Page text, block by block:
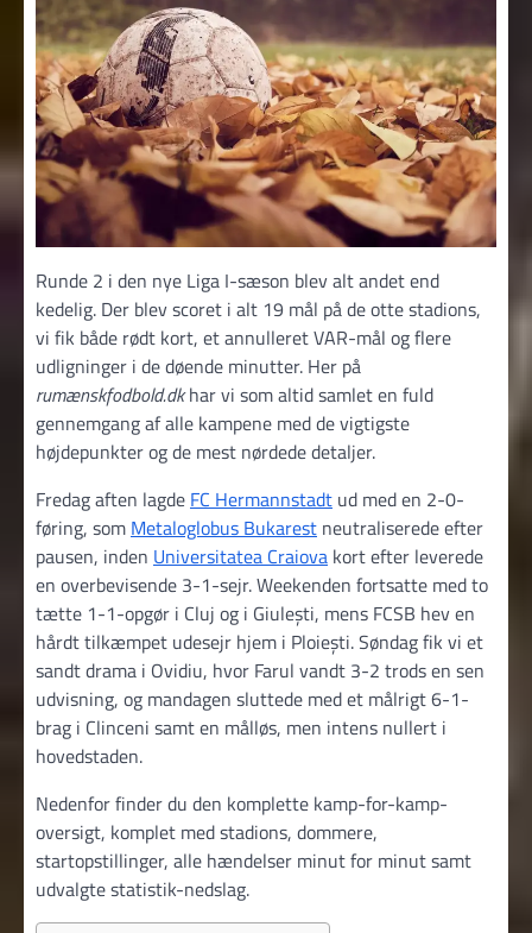
Runde 2 i den nye Liga I-sæson blev alt andet end
kedelig. Der blev scoret i alt 19 mål på de otte stadions,
vi fik både rødt kort, et annulleret VAR-mål og flere
udligninger i de døende minutter. Her på
rumænskfodbold.dkhar vi som altid samlet en fuld
gennemgang af alle kampene med de vigtigste
højdepunkter og de mest nørdede detaljer.
Fredag aften lagde FC Hermannstadt ud med en 2-0-
føring, som Metaloglobus Bukarest neutraliserede efter
pausen, inden Universitatea Craiova kort efter leverede
en overbevisende 3-1-sejr. Weekenden fortsatte med to
tætte 1-1-opgør i Cluj og i Giulești, mens FCSB hev en
hårdt tilkæmpet udesejr hjem i Ploiești. Søndag fik vi et
sandt drama i Ovidiu, hvor Farul vandt 3-2 trods en sen
udvisning, og mandagen sluttede med et målrigt 6-1-
brag i Clinceni samt en målløs, men intens nullert i
hovedstaden.
Nedenfor finder du den komplette kamp-for-kamp-
oversigt, komplet med stadions, dommere,
startopstillinger, alle hændelser minut for minut samt
udvalgte statistik-nedslag.